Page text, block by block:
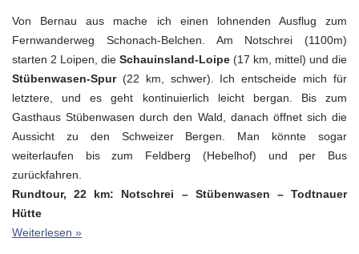
Von Bernau aus mache ich einen lohnenden Ausflug zum
Fernwanderweg Schonach-Belchen. Am Notschrei (1100m)
starten 2 Loipen, die Schauinsland-Loipe (17 km, mittel) und die
Stübenwasen-Spur(22 km, schwer). Ich entscheide mich für
letztere, und es geht kontinuierlich leicht bergan. Bis zum
Gasthaus Stübenwasen durch den Wald, danach öffnet sich die
Aussicht zu den Schweizer Bergen. Man könnte sogar
weiterlaufen bis zum Feldberg (Hebelhof) und per Bus
zurückfahren.
Rundtour, 22 km: Notschrei – Stübenwasen – Todtnauer
Hütte
Weiterlesen »